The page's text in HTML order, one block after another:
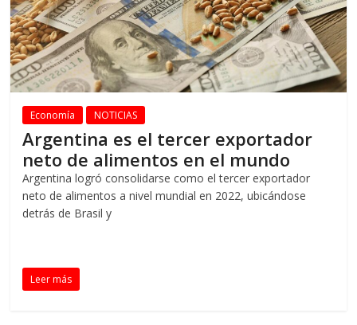
Economía NOTICIAS
Argentina es el tercer exportador
neto de alimentos en el mundo
Argentina logró consolidarse como el tercer exportador
neto de alimentos a nivel mundial en 2022, ubicándose
detrás de Brasil y
Leer más